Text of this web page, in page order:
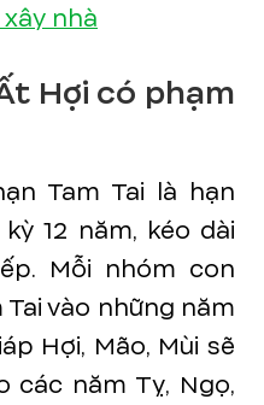
nhà
Hợi có phạm
Tam Tai là hạn
12 năm, kéo dài
Mỗi nhóm con
vào những năm
Hợi, Mão, Mùi sẽ
các năm Tỵ, Ngọ,